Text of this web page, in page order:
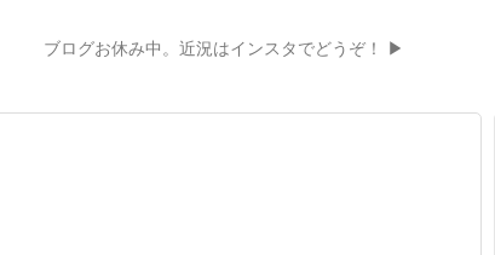
ブログお休み中。近況はインスタでどうぞ！ ▶